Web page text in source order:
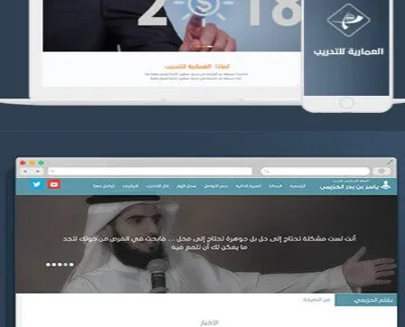
التفاصيل
موقع ياسر بن بدر الحزيمي
التفاصيل